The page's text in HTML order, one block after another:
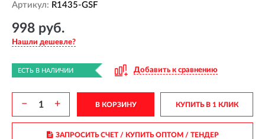
Артикул: R1435-GSF
998 руб.
Нашли дешевле?
ЕСТЬ В НАЛИЧИИ Добавить к сравнению
− + В КОРЗИНУ КУПИТЬ В 1 КЛИК
ЗАПРОСИТЬ СЧЕТ / КУПИТЬ ОПТОМ/ ТЕНДЕР